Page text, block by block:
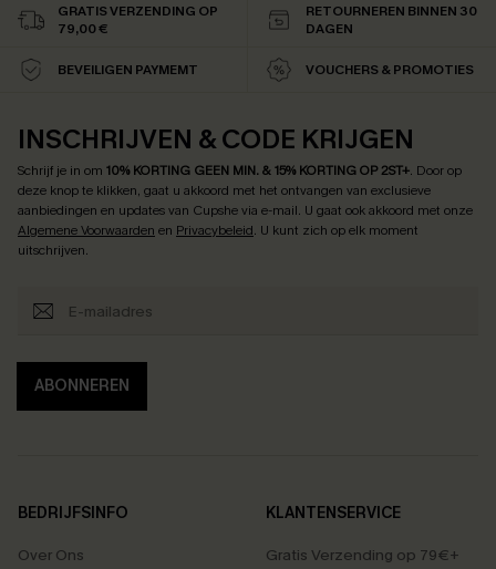
GRATIS VERZENDING OP
79,00 €
RETOURNEREN BINNEN 30
DAGEN
BEVEILIGEN PAYMEMT VOUCHERS & PROMOTIES
INSCHRIJVEN & CODE KRIJGEN
Schrijf je in om 10% KORTING GEEN MIN. & 15% KORTING OP 2ST+. Door op
deze knop te klikken, gaat u akkoord met het ontvangen van exclusieve
aanbiedingen en updates van Cupshe via e-mail. U gaat ook akkoord met onze
Algemene Voorwaarden en Privacybeleid. U kunt zich op elk moment
uitschrijven.
ABONNEREN
BEDRIJFSINFO
Over Ons
KLANTENSERVICE
Gratis Verzending op 79€+